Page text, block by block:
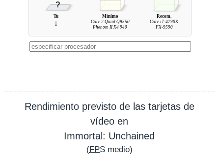
?
Tu
↓
Mínimo
Core 2 Quad Q9550
Phenom II X4 940
Recom.
Core i7-4790K
FX-9590
Rendimiento previsto de las tarjetas de
vídeo en
Immortal: Unchained
(FPSmedio)